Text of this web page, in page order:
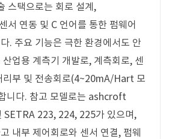
스택으로는 회로 설계,
연동 및 C 언어를 통한 펌웨어
. 주요 기능은 극한 환경에서도 안
업용 계측기 개발로, 계측회로, 센
리부 및 전송회로(4~20mA/Hart 모
니다. 참고 모델로는 ashcroft
223, 224, 225가 있으며,
내부 제어회로와 센서 연결, 펌웨